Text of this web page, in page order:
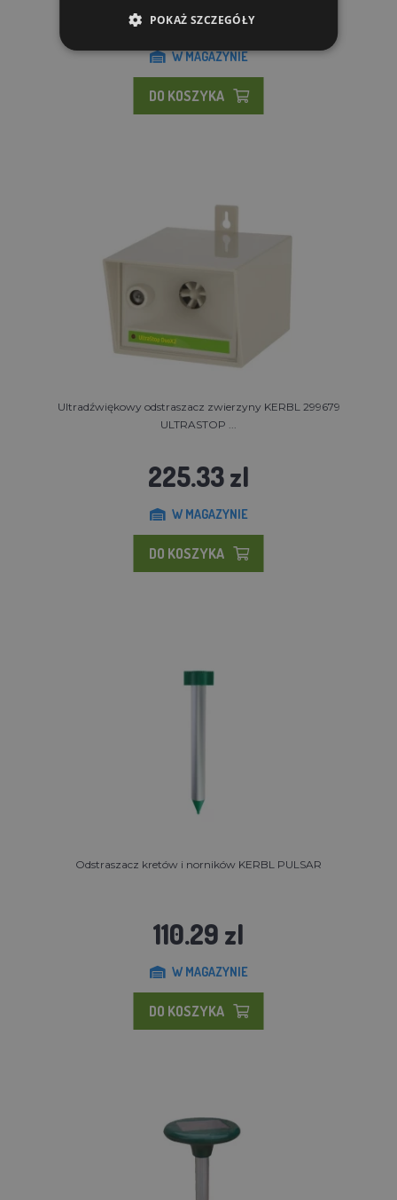
174.17 zl
W MAGAZYNIE
DO KOSZYKA
Ultradźwiękowy odstraszacz zwierzyny KERBL 299679
ULTRASTOP ...
225.33 zl
W MAGAZYNIE
DO KOSZYKA
Odstraszacz kretów i norników KERBL PULSAR
110.29 zl
W MAGAZYNIE
DO KOSZYKA
POKAŻ SZCZEGÓŁY